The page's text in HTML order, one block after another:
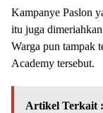
Kampanye Paslon
itu juga
Warga pun tampak
Academy tersebut.
Artikel Terkait :